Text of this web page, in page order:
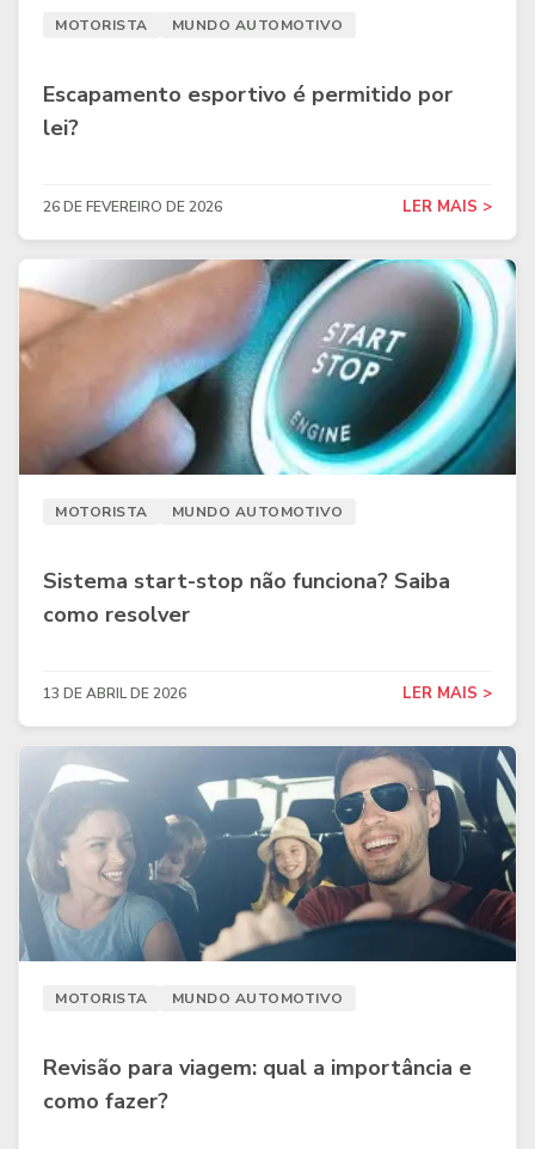
MOTORISTA MUNDO AUTOMOTIVO
Escapamento esportivo é permitido por
lei?
26 DE FEVEREIRO DE 2026 LER MAIS >
MOTORISTA MUNDO AUTOMOTIVO
Sistema start-stop não funciona? Saiba
como resolver
13 DE ABRIL DE 2026 LER MAIS >
MOTORISTA MUNDO AUTOMOTIVO
Revisão para viagem: qual a importância e
como fazer?